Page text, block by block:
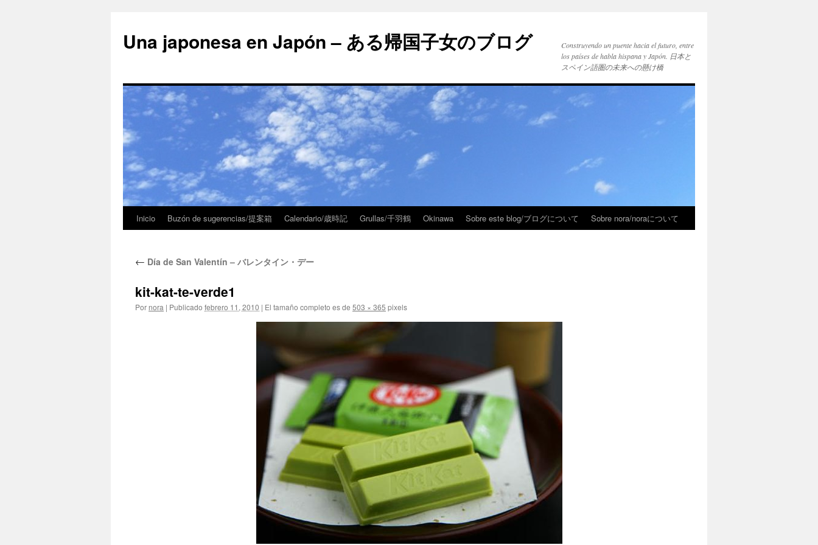
Una japonesa en Japón – ある帰国子女のブログ
Construyendo un puente hacia el futuro, entre
los países de habla hispana y Japón. 日本と
スペイン語圏の未来への懸け橋
Inicio Buzón de sugerencias/提案箱 Calendario/歳時記 Grullas/千羽鶴 Okinawa Sobre este blog/ブログについて Sobre nora/noraについて
← Día de San Valentín – バレンタイン・デー
kit-kat-te-verde1
Por nora | Publicado febrero 11, 2010 | El tamaño completo es de 503 × 365 pixels